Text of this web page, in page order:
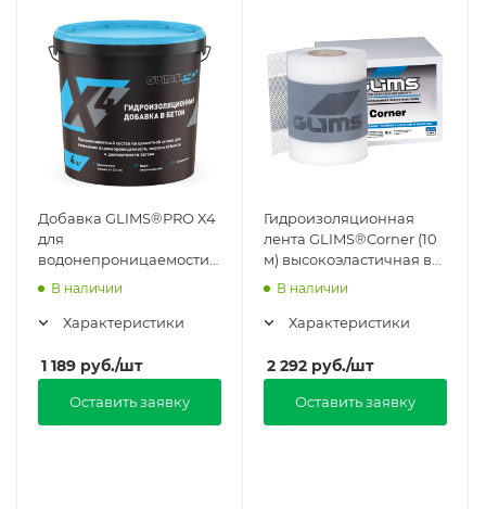
Добавка GLIMS®PRO X4
для
водонепроницаемости
и морозостойкости в
В наличии
Характеристики
1 189 руб./шт
Оставить заявку
Гидроизоляционная
лента GLIMS®Corner (10
м) высокоэластичная в
Москве
В наличии
Характеристики
2 292 руб./шт
Оставить заявку